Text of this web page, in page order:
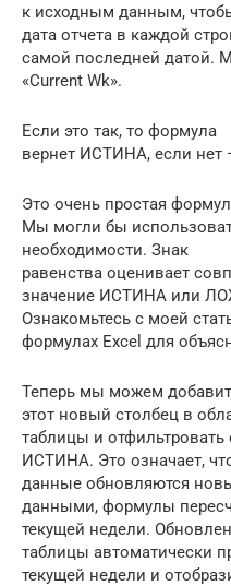
к исходным данным,
дата отчета в каждой
самой последней датой.
«Current Wk».
Если это так, то формула
вернет ИСТИНА, если
Это очень простая
Мы могли бы
необходимости. Знак
равенства оценивает
значение ИСТИНА или
Ознакомьтесь с моей
формулах Excel для
Теперь мы можем
этот новый столбец в
таблицы и отфильтровать
ИСТИНА. Это означает,
данные обновляются
данными, формулы
текущей недели.
таблицы автоматически
текущей недели и